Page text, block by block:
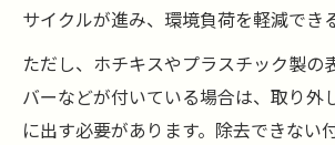
サイクルが進み、環境負荷を軽減でき
ただし、ホチキスやプラスチック製の
バーなどが付いている場合は、取り外
に出す必要があります。除去できない